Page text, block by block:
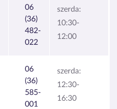
06
(36)
482-
022
szerda:
10:30-
12:00
06
(36)
585-
001
szerda:
12:30-
16:30